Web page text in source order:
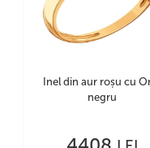
Inel din aur roșu cu
negru